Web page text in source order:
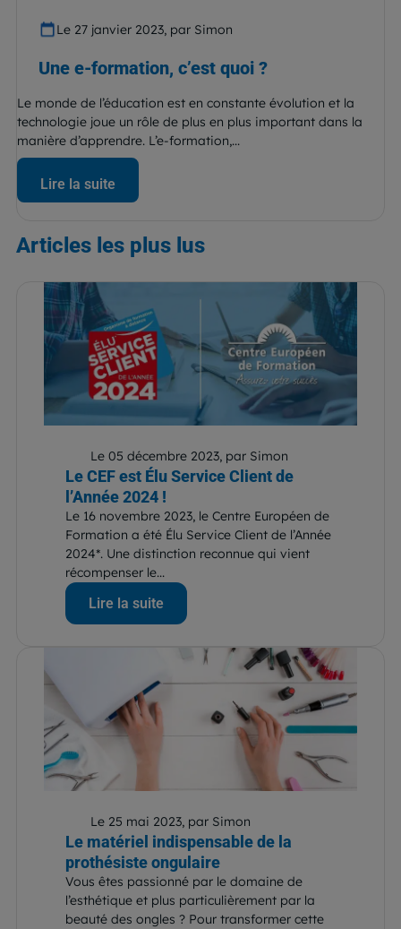
Le 27 janvier 2023, par Simon
Une e-formation, c’est quoi ?
Le monde de l’éducation est en constante évolution et la
technologie joue un rôle de plus en plus important dans la
manière d’apprendre. L’e-formation,...
Lire la suite
Articles les plus lus
Le 05 décembre 2023, par Simon
Le CEF est Élu Service Client de
l’Année 2024 !
Le 16 novembre 2023, le Centre Européen de
Formation a été Élu Service Client de l’Année
2024*. Une distinction reconnue qui vient
récompenser le...
Lire la suite
Le 25 mai 2023, par Simon
Le matériel indispensable de la
prothésiste ongulaire
Vous êtes passionné par le domaine de
l’esthétique et plus particulièrement par la
beauté des ongles ? Pour transformer cette